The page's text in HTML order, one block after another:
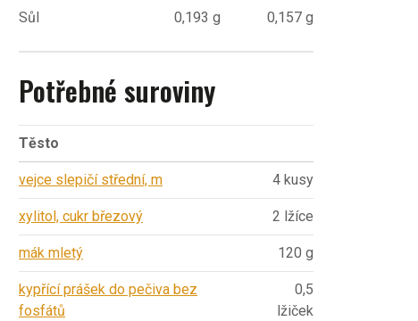
Sůl 0,193 g 0,157 g
Potřebné suroviny
Těsto
vejce slepičí střední, m 4 kusy
xylitol, cukr březový 2 lžíce
mák mletý 120 g
kypřící prášek do pečiva bez
fosfátů
0,5
lžiček